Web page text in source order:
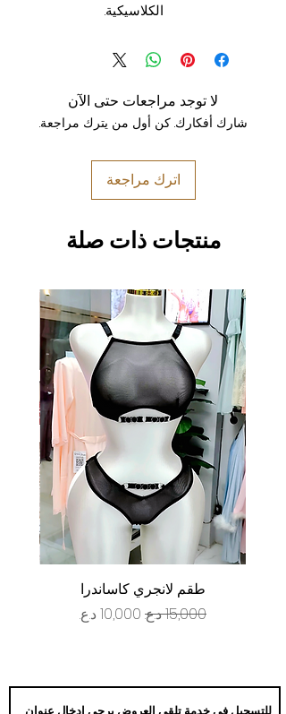
الكلاسيكية.
لا توجد مراجعات حتى الآن
شارك أفكارك. كن أول من يترك مراجعة.
اترك مراجعة
منتجات ذات صلة
طقم لانجري كاساندرا
سعر عادي سعر البيع
للتسجيل في خدمة تلقي العروض يرجى ادخال عنوان